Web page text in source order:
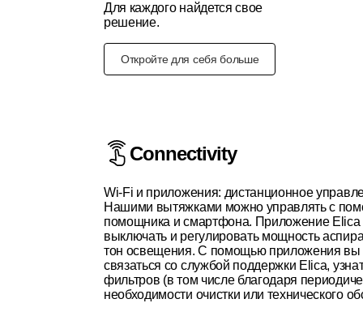
Для каждого найдется свое
решение.
Откройте для себя больше
Connectivity
Wi-Fi и приложения: дистанционное
Нашими вытяжками можно управлять с
помощника и смартфона. Приложение Elica
выключать и регулировать мощность
тон освещения. С помощью приложения вы
связаться со службой поддержки Elica,
фильтров (в том числе благодаря
необходимости очистки или технического